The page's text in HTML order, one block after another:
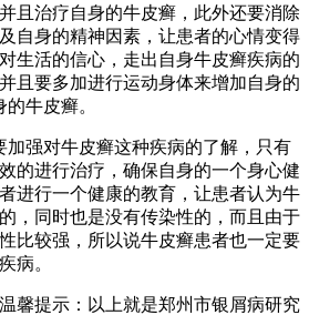
且治疗自身的牛皮癣，此外还要消除
自身的精神因素，让患者的心情变得
生活的信心，走出自身牛皮癣疾病的
且要多加进行运动身体来增加自身的
牛皮癣。
加强对牛皮癣这种疾病的了解，只有
的进行治疗，确保自身的一个身心健
进行一个健康的教育，让患者认为牛
，同时也是没有传染性的，而且由于
比较强，所以说牛皮癣患者也一定要
病。
温馨提示：以上就是郑州市银屑病研究